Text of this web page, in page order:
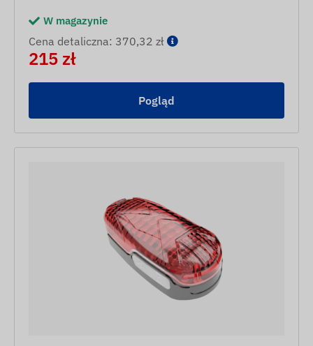
W magazynie
Cena detaliczna: 370,32 zł
215 zł
Pogląd